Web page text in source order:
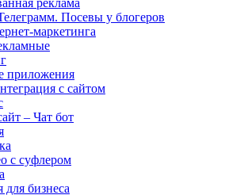
реклама
Посевы у блогеров
маркетинга
приложения
с сайтом
– Чат бот
с суфлером
для бизнеса